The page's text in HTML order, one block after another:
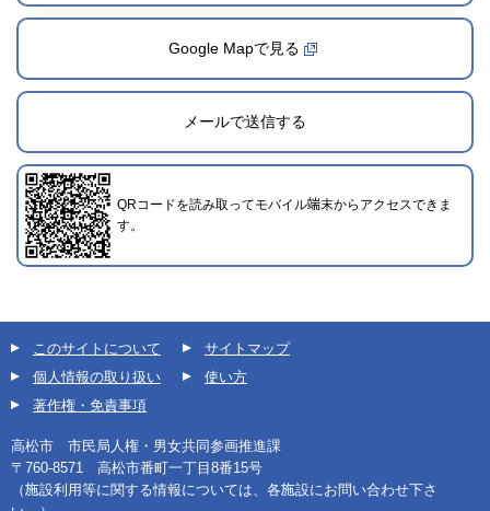
2024年12月1日登録
Google Mapで見る
メールで送信する
QRコードを読み取ってモバイル端末からアクセスできま
す。
高松市 市民局人権・男女共同参画推進課
〒760-8571 高松市番町一丁目8番15号
（施設利用等に関する情報については、各施設にお問い合わせ下さ
このサイトについて
個人情報の取り扱い
著作権・免責事項
サイトマップ
使い方